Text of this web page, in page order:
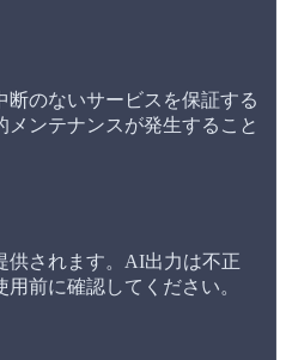
のないサービスを保証する
メンテナンスが発生すること
供されます。AI出力は不正
前に確認してください。